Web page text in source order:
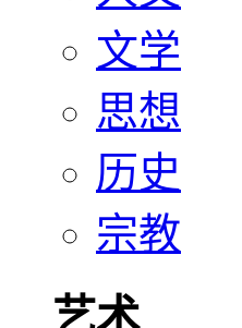
文学
思想
历史
宗教
艺术